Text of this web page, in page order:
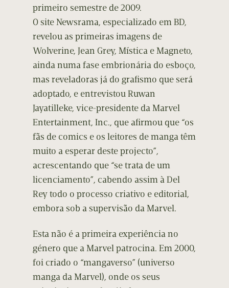
primeiro semestre de 2009.
O site Newsrama, especializado em BD,
revelou as primeiras imagens de
Wolverine, Jean Grey, Mística e Magneto,
ainda numa fase embrionária do esboço,
mas reveladoras já do grafismo que será
adoptado, e entrevistou Ruwan
Jayatilleke, vice-presidente da Marvel
Entertainment, Inc., que afirmou que “os
fãs de comics e os leitores de manga têm
muito a esperar deste projecto”,
acrescentando que “se trata de um
licenciamento”, cabendo assim à Del
Rey todo o processo criativo e editorial,
embora sob a supervisão da Marvel.
Esta não é a primeira experiência no
género que a Marvel patrocina. Em 2000,
foi criado o “mangaverso” (universo
manga da Marvel), onde os seus